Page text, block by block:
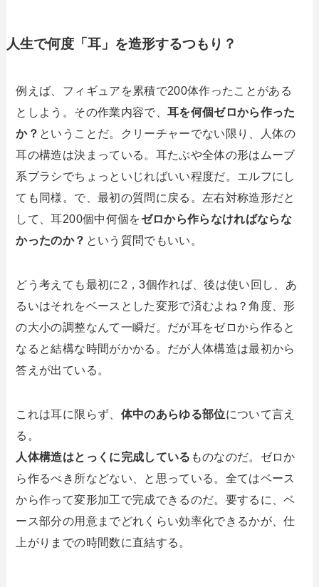
人生で何度「耳」を造形するつもり？
例えば、フィギュアを累積で200体作ったことがある
としよう。その作業内容で、 耳を何個ゼロから作った
か？ ということだ。クリーチャーでない限り、人体の
耳の構造は決まっている。耳たぶや全体の形はムーブ
系ブラシでちょっといじればいい程度だ。エルフにし
ても同様。で、最初の質問に戻る。左右対称造形だと
して、耳200個中何個をゼロから作らなければならな
かったのか？ という質問でもいい。
どう考えても最初に2，3個作れば、後は使い回し、あ
るいはそれをベースとした変形で済むよね？角度、形
の大小の調整なんて一瞬だ。だが耳をゼロから作ると
なると結構な時間がかかる。だが人体構造は最初から
答えが出ている。
これは耳に限らず、 体中のあらゆる部位について言え
る。
人体構造はとっくに完成している ものなのだ。ゼロか
ら作るべき所などない、と思っている。全てはベース
から作って変形加工で完成できるのだ。要するに、ベ
ース部分の用意までどれくらい効率化できるかが、仕
上がりまでの時間数に直結する。